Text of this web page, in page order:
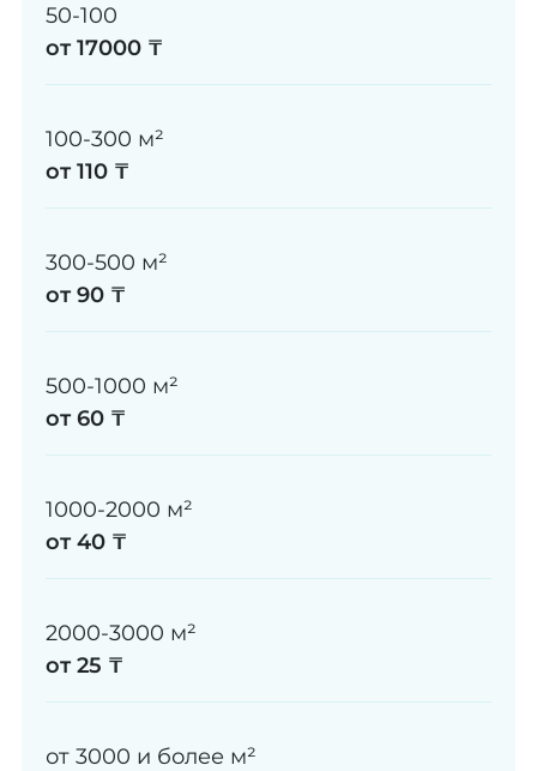
50-100
от 17000 ₸
100-300 м²
от 110 ₸
300-500 м²
от 90 ₸
500-1000 м²
от 60 ₸
1000-2000 м²
от 40 ₸
2000-3000 м²
от 25 ₸
от 3000 и более м²